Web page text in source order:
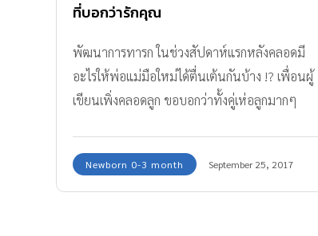
ที่บอกว่ารักคุณ
พัฒนาการทารก ในช่วงสัปดาห์แรกหลังคลอดมี
อะไรให้พ่อแม่มือใหม่ได้ตื่นเต้นกันบ้าง !? เพื่อนผู้
เขียนเพิ่งคลอดลูก ขอบอกว่าทั้งคู่เห่อลูกมากๆ
ว่าแต่เด็กตัวแค่เนี่ยบอกรักได้แล้วเหรอ? ทีมงาน
Amarin Baby & Kids พาไปค้นหา 10 พัฒนาการ
Newborn 0-3 month September 25, 2017